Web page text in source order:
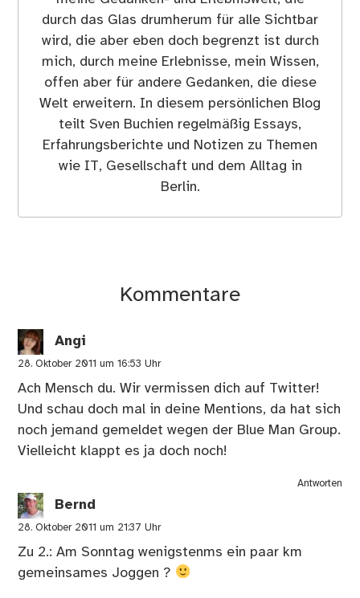
durch das Glas drumherum für alle Sichtbar
wird, die aber eben doch begrenzt ist durch
mich, durch meine Erlebnisse, mein Wissen,
offen aber für andere Gedanken, die diese
Welt erweitern. In diesem persönlichen Blog
teilt Sven Buchien regelmäßig Essays,
Erfahrungsberichte und Notizen zu Themen
wie IT, Gesellschaft und dem Alltag in
Berlin.
Kommentare
Angi
28. Oktober 2011 um 16:53 Uhr
Ach Mensch du. Wir vermissen dich auf Twitter!
Und schau doch mal in deine Mentions, da hat sich
noch jemand gemeldet wegen der Blue Man Group.
Vielleicht klappt es ja doch noch!
Antworten
Bernd
28. Oktober 2011 um 21:37 Uhr
Zu 2.: Am Sonntag wenigstenms ein paar km
gemeinsames Joggen ?